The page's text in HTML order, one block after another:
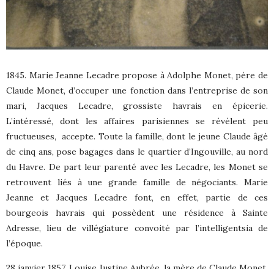
1845. Marie Jeanne Lecadre propose à Adolphe Monet, père de
Claude Monet, d’occuper une fonction dans l’entreprise de son
mari, Jacques Lecadre, grossiste havrais en épicerie.
L’intéressé, dont les affaires parisiennes se révèlent peu
fructueuses, accepte. Toute la famille, dont le jeune Claude âgé
de cinq ans, pose bagages dans le quartier d’Ingouville, au nord
du Havre. De part leur parenté avec les Lecadre, les Monet se
retrouvent liés à une grande famille de négociants. Marie
Jeanne et Jacques Lecadre font, en effet, partie de ces
bourgeois havrais qui possèdent une résidence à Sainte
Adresse, lieu de villégiature convoité par l’intelligentsia de
l’époque.